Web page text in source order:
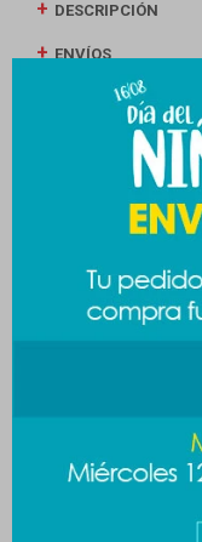
DESCRIPCIÓN
ENVÍOS
CAMBIOS Y
MEDIOS DE PAGO